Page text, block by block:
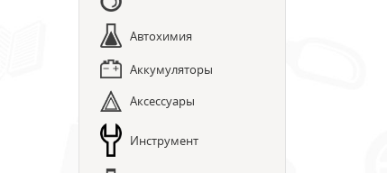
Автохимия
Аккумуляторы
Аксессуары
Инструмент